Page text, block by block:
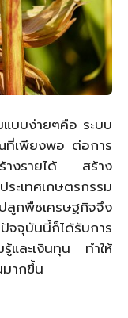
บบง่ายๆคือ ระบบ
ที่เพียงพอ ต่อการ
ร้างรายได้ สร้าง
ะเทศเกษตรกรรม
ลูกพืชเศรษฐกิจจึง
จจุบันนี้ก็ได้รับการ
และเงินทุน ทำให้
ากขึ้น